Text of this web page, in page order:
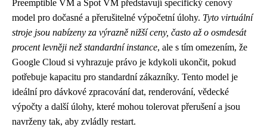
Preemptible VM a Spot VM představují specifický cenový
model pro dočasné a přerušitelné výpočetní úlohy. Tyto virtuální
stroje jsou nabízeny za výrazně nižší ceny, často až o osmdesát
procent levněji než standardní instance, ale s tím omezením, že
Google Cloud si vyhrazuje právo je kdykoli ukončit, pokud
potřebuje kapacitu pro standardní zákazníky. Tento model je
ideální pro dávkové zpracování dat, renderování, vědecké
výpočty a další úlohy, které mohou tolerovat přerušení a jsou
navrženy tak, aby zvládly restart.